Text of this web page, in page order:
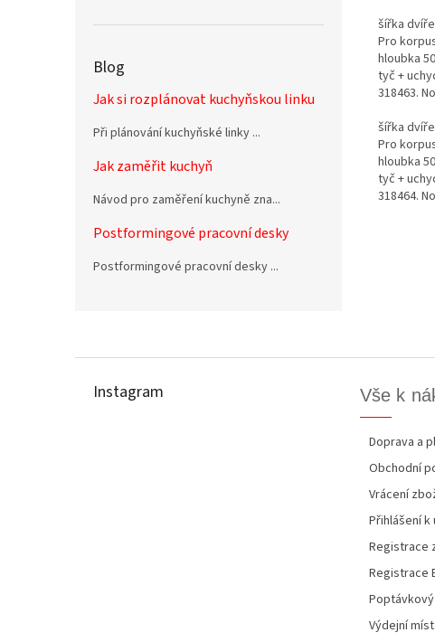
Blog
Jak si rozplánovat kuchyňskou linku
Při plánování kuchyňské linky ...
Jak zaměřit kuchyň
Návod pro zaměření kuchyně zna...
Postformingové pracovní desky
Postformingové pracovní desky ...
šířka
Pro
hloubka
tyč +
318463.
šířka
Pro
hloubka
tyč +
318464.
Instagram Vše k
Doprava a
Obchodní
Vrácení
Přihlášení k
Registrace
Registrace
Výdejní